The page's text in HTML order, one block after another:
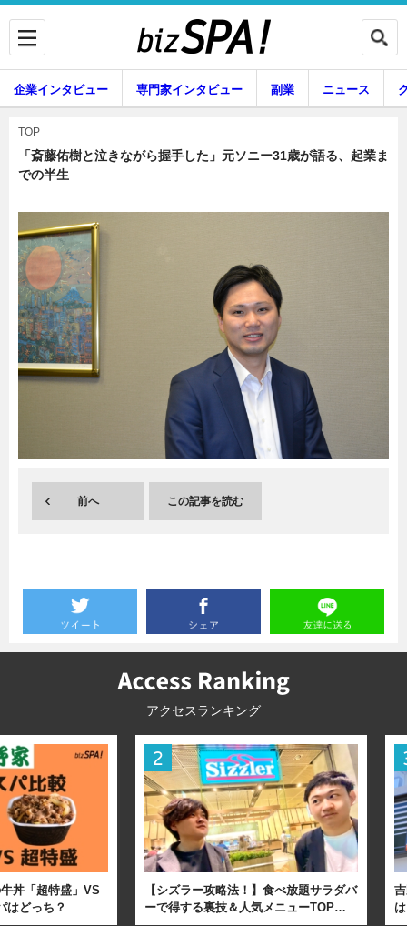
企業インタビュー
ニュース
グルメ スキル
エンタメ
企業インタビュー 専門家インタビュー 副業 ニュース
暮らし
TOP
「斎藤佑樹と泣きながら握手した」元ソニー31歳が語る、起業ま
での半生
前へ この記事を読む
アクセスランキング
丼「超特盛」VS
はどっち？
【シズラー攻略法！】食べ放題サラダバ
ーで得する裏技＆人気メニューTOP…